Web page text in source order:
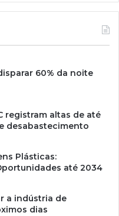
60% da noite
registram altas de até
desabastecimento
Plásticas:
até 2034
a indústria de
dias